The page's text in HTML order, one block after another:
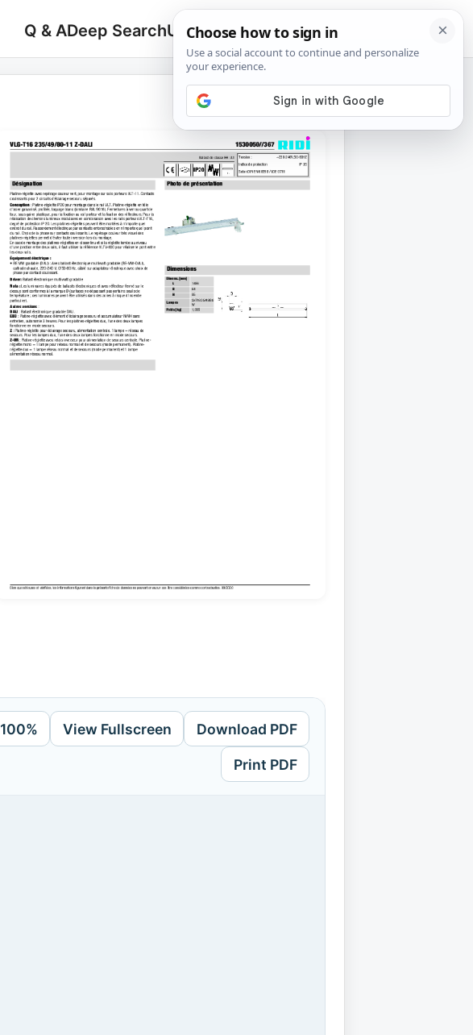
Q & ADeep SearchUpload
Search
for:
🔍
100% View Fullscreen Download PDF
Print PDF